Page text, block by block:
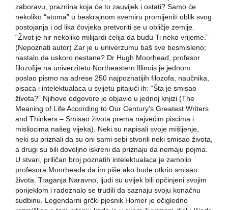
zaboravu, praznina koja će to zauvijek i ostati? Samo će
nekoliko “atoma” u beskrajnom svemiru promijeniti oblik svog
postojanja i od lika čovjeka pretvoriti se u obličje zemlje.
“Život je hir nekoliko milijardi ćelija da budu Ti neko vrijeme.”
(Nepoznati autor) Zar je u univerzumu baš sve besmisleno;
nastalo da uskoro nestane? Dr Hugh Moorhead, profesor
filozofije na univerzitetu Northeastern Illinois je jednom
poslao pismo na adrese 250 najpoznatijih filozofa, naučnika,
pisaca i intelektualaca u svijetu pitajući ih: “Šta je smisao
života?” Njihove odgovore je objavio u jednoj knjizi (The
Meaning of Life According to Our Century’s Greatest Writers
and Thinkers – Smisao života prema najvećim piscima i
misliocima našeg vijeka). Neki su napisali svoje mišljenje,
neki su priznali da su oni sami sebi stvorili neki smisao života,
a drugi su bili dovoljno iskreni da priznaju da nemaju pojma.
U stvari, priličan broj poznatih intelektualaca je zamolio
profesora Moorheada da im piše ako bude otkrio smisao
života. Traganja Naravno, ljudi su uvijek bili opčinjeni svojim
porijeklom i radoznalo se trudili da saznaju svoju konačnu
sudbinu. Legendarni grčki pjesnik Homer je očigledno